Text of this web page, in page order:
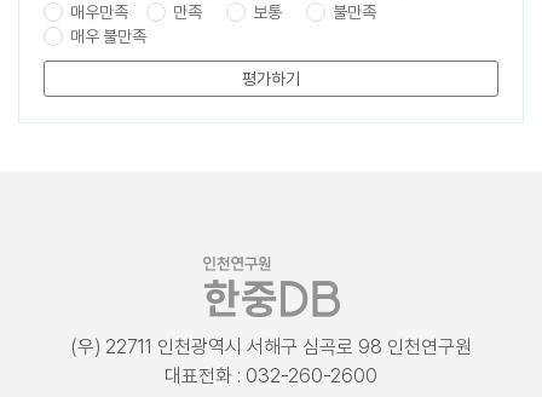
매우만족
만족 보통
불만족
매우 불만족
평가하기
(우) 22711 인천광역시 서해구 심곡로 98 인천연구원
대표전화 : 032-260-2600